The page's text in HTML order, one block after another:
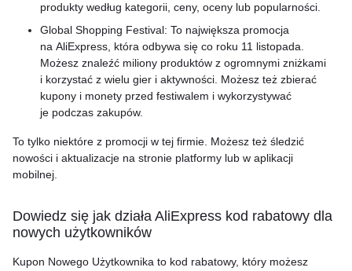
produkty według kategorii, ceny, oceny lub popularności.
Global Shopping Festival: To największa promocja
na AliExpress, która odbywa się co roku 11 listopada.
Możesz znaleźć miliony produktów z ogromnymi zniżkami
i korzystać z wielu gier i aktywności. Możesz też zbierać
kupony i monety przed festiwalem i wykorzystywać
je podczas zakupów.
To tylko niektóre z promocji w tej firmie. Możesz też śledzić
nowości i aktualizacje na stronie platformy lub w aplikacji
mobilnej.
Dowiedz się jak działa AliExpress kod rabatowy dla
nowych użytkowników
Kupon Nowego Użytkownika to kod rabatowy, który możesz